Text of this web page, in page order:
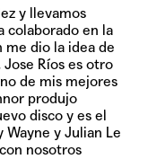
y llevamos
colaborado en la
me dio la idea de
Jose Ríos es otro
de mis mejores
produjo
disco y es el
Wayne y Julian Le
nosotros